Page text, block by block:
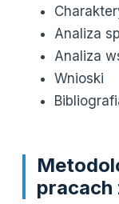
Analiza
Analiza
Wnioski
pracach